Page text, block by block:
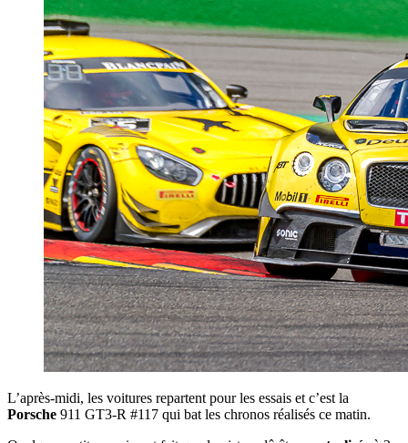
L’après-midi, les voitures repartent pour les essais et c’est la
Porsche 911 GT3-R #117 qui bat les chronos réalisés ce matin.